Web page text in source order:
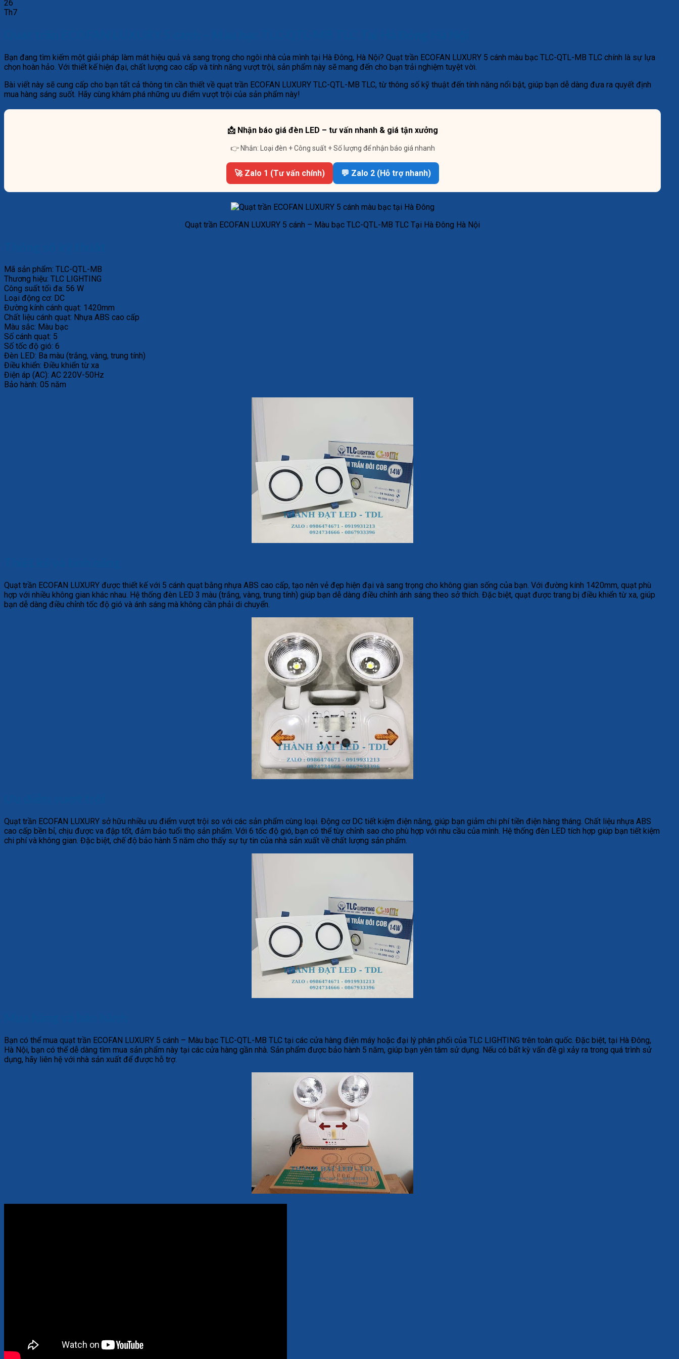
26
Th7
Bạn đang tìm kiếm một giải pháp làm mát hiệu quả và sang trọng cho ngôi nhà của mình tại Hà Đông, Hà Nội? Quạt trần ECOFAN LUXURY 5 cánh màu bạc TLC-QTL-MB TLC chính là sự lựa
chọn hoàn hảo. Với thiết kế hiện đại, chất lượng cao cấp và tính năng vượt trội, sản phẩm này sẽ mang đến cho bạn trải nghiệm tuyệt vời.
Bài viết này sẽ cung cấp cho bạn tất cả thông tin cần thiết về quạt trần ECOFAN LUXURY TLC-QTL-MB TLC, từ thông số kỹ thuật đến tính năng nổi bật, giúp bạn dễ dàng đưa ra quyết định
mua hàng sáng suốt. Hãy cùng khám phá những ưu điểm vượt trội của sản phẩm này!
📩 Nhận báo giá đèn LED – tư vấn nhanh & giá tận xưởng
👉 Nhắn: Loại đèn + Công suất + Số lượng để nhận báo giá nhanh
🚀 Zalo 1 (Tư vấn chính) 💬 Zalo 2 (Hỗ trợ nhanh)
Quạt trần ECOFAN LUXURY 5 cánh – Màu bạc TLC-QTL-MB TLC Tại Hà Đông Hà Nội
Mã sản phẩm: TLC-QTL-MB
Thương hiệu: TLC LIGHTING
Công suất tối đa: 56 W
Loại động cơ: DC
Đường kính cánh quạt: 1420mm
Chất liệu cánh quạt: Nhựa ABS cao cấp
Màu sắc: Màu bạc
Số cánh quạt: 5
Số tốc độ gió: 6
Đèn LED: Ba màu (trắng, vàng, trung tính)
Điều khiển: Điều khiển từ xa
Điện áp (AC): AC 220V-50Hz
Bảo hành: 05 năm
Quạt trần ECOFAN LUXURY được thiết kế với 5 cánh quạt bằng nhựa ABS cao cấp, tạo nên vẻ đẹp hiện đại và sang trọng cho không gian sống của bạn. Với đường kính 1420mm, quạt phù
hợp với nhiều không gian khác nhau. Hệ thống đèn LED 3 màu (trắng, vàng, trung tính) giúp bạn dễ dàng điều chỉnh ánh sáng theo sở thích. Đặc biệt, quạt được trang bị điều khiển từ xa, giúp
bạn dễ dàng điều chỉnh tốc độ gió và ánh sáng mà không cần phải di chuyển.
Quạt trần ECOFAN LUXURY sở hữu nhiều ưu điểm vượt trội so với các sản phẩm cùng loại. Động cơ DC tiết kiệm điện năng, giúp bạn giảm chi phí tiền điện hàng tháng. Chất liệu nhựa ABS
cao cấp bền bỉ, chịu được va đập tốt, đảm bảo tuổi thọ sản phẩm. Với 6 tốc độ gió, bạn có thể tùy chỉnh sao cho phù hợp với nhu cầu của mình. Hệ thống đèn LED tích hợp giúp bạn tiết kiệm
chi phí và không gian. Đặc biệt, chế độ bảo hành 5 năm cho thấy sự tự tin của nhà sản xuất về chất lượng sản phẩm.
Bạn có thể mua quạt trần ECOFAN LUXURY 5 cánh – Màu bạc TLC-QTL-MB TLC tại các cửa hàng điện máy hoặc đại lý phân phối của TLC LIGHTING trên toàn quốc. Đặc biệt, tại Hà Đông,
Hà Nội, bạn có thể dễ dàng tìm mua sản phẩm này tại các cửa hàng gần nhà. Sản phẩm được bảo hành 5 năm, giúp bạn yên tâm sử dụng. Nếu có bất kỳ vấn đề gì xảy ra trong quá trình sử
dụng, hãy liên hệ với nhà sản xuất để được hỗ trợ.